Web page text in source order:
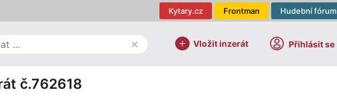
Hudební fórum
Frontman
Kytary.cz
Vložit inzerát Přihlásit se
č.762618